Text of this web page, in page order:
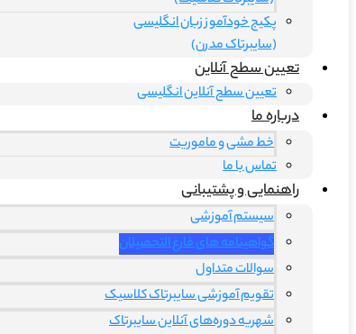
پکیج خودآموز زبان انگلیسی
(سایبرتاک مدرن)
تعیین سطح آنلاین
تعیین سطح آنلاین انگلیسی
درباره ما
خط مشی و ماموریت
تماس با ما
راهنمایی و پشتیبانی
سیستم آموزشی
گواهینامه های فارغ التحصیلان
سوالات متداول
تقویم آموزشی سایبرتاک کلاسیک
شهریه دوره‌های آنلاین سایبرتاک